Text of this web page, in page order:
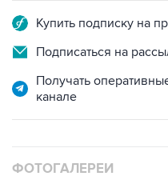
Купить подписку на
Подписаться на
Получать
канале
ФОТОГАЛЕРЕИ